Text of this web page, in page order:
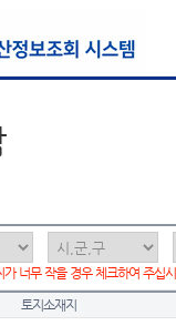
가 너무 작을 경우 체크하여 주십
토지소재지